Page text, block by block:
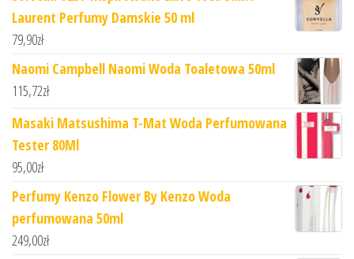
Laurent Perfumy Damskie 50 ml
79,90zł
Naomi Campbell Naomi Woda Toaletowa 50ml
115,72zł
Masaki Matsushima T-Mat Woda Perfumowana
Tester 80Ml
95,00zł
Perfumy Kenzo Flower By Kenzo Woda
perfumowana 50ml
249,00zł